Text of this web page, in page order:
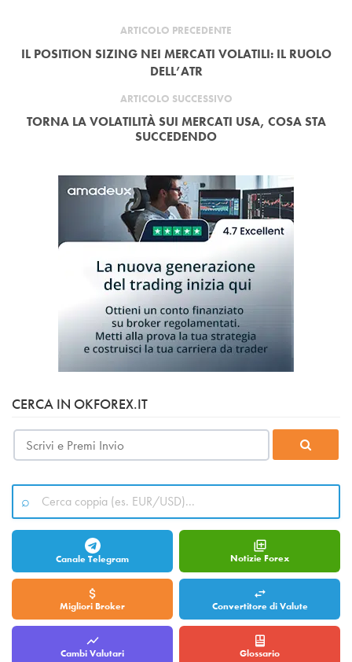
ARTICOLO PRECEDENTE
IL POSITION SIZING NEI MERCATI VOLATILI: IL RUOLO
DELL’ATR
ARTICOLO SUCCESSIVO
TORNA LA VOLATILITÀ SUI MERCATI USA, COSA STA
SUCCEDENDO
CERCA IN OKFOREX.IT
Canale Telegram Notizie Forex
Migliori Broker Convertitore di Valute
Cambi Valutari Glossario